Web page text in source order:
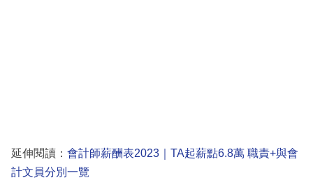
延伸閱讀： 會計師薪酬表2023｜TA起薪點6.8萬 職責+與會
計文員分別一覽